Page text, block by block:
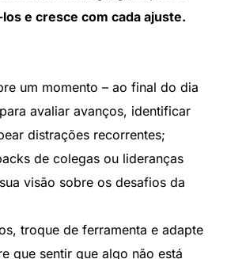
e cresce com cada ajuste.
um momento – ao final do dia
avaliar avanços, identificar
distrações recorrentes;
de colegas ou lideranças
visão sobre os desafios da
troque de ferramenta e adapte
que sentir que algo não está